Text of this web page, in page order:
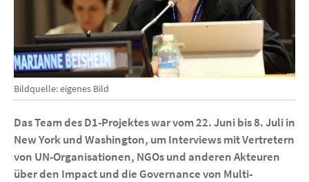
Bildquelle: eigenes Bild
Das Team des D1-Projektes war vom 22. Juni bis 8. Juli in
New Yorkund Washington, um Interviews mit Vertretern
von UN-Organisationen, NGOs und anderen Akteuren
überden Impact unddie Governance von Multi-